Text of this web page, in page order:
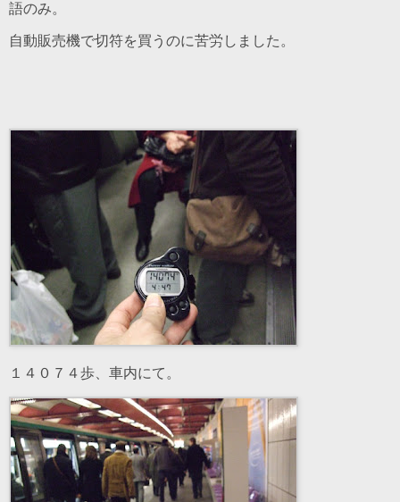
語のみ。
自動販売機で切符を買うのに苦労しました。
１４０７４歩、車内にて。